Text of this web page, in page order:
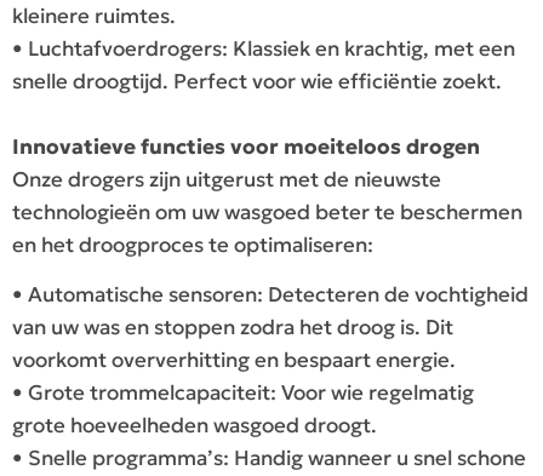
kleinere ruimtes.
• Luchtafvoerdrogers: Klassiek en krachtig, met een
snelle droogtijd. Perfect voor wie efficiëntie zoekt.
Innovatieve functies voor moeiteloos drogen
Onze drogers zijn uitgerust met de nieuwste
technologieën om uw wasgoed beter te beschermen
en het droogproces te optimaliseren:
• Automatische sensoren: Detecteren de vochtigheid
van uw was en stoppen zodra het droog is. Dit
voorkomt oververhitting en bespaart energie.
• Grote trommelcapaciteit: Voor wie regelmatig
grote hoeveelheden wasgoed droogt.
• Snelle programma’s: Handig wanneer u snel schone